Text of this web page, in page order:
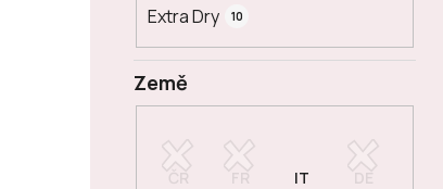
Země
Extra Dry 10